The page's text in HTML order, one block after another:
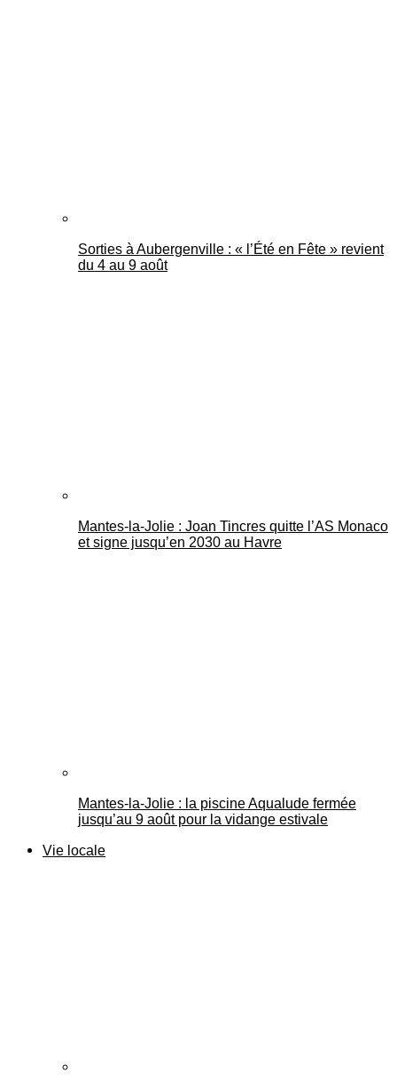
Sorties à Aubergenville : « l’Été en Fête » revient
du 4 au 9 août
Mantes-la-Jolie : Joan Tincres quitte l’AS Monaco
et signe jusqu’en 2030 au Havre
Mantes-la-Jolie : la piscine Aqualude fermée
jusqu’au 9 août pour la vidange estivale
Vie locale